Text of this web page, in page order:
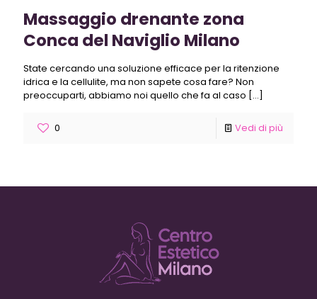
Massaggio drenante zona
Conca del Naviglio Milano
State cercando una soluzione efficace per la ritenzione
idrica e la cellulite, ma non sapete cosa fare? Non
preoccuparti, abbiamo noi quello che fa al caso […]
0 Vedi di più